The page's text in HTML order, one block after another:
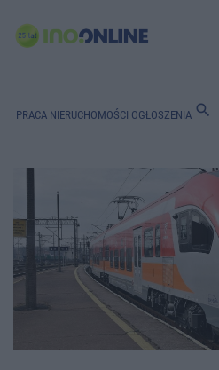
PRACA NIERUCHOMOŚCI OGŁOSZENIA search